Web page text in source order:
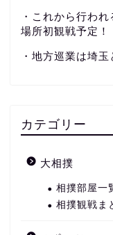
・これから行わ
場所初観戦予定！
・地方巡業は埼玉
カテゴリー
大相撲
相撲部屋一
相撲観戦ま